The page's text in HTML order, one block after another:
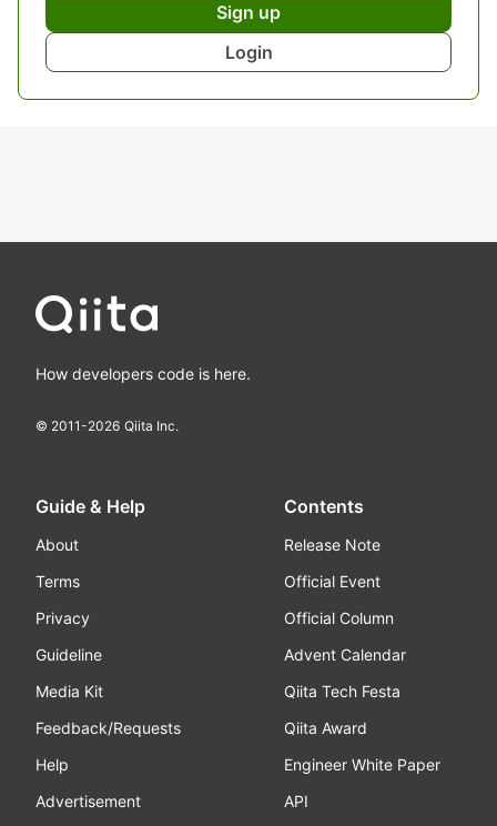
Sign up
Login
How developers code is here.
© 2011-2026 Qiita Inc.
Guide & Help
About
Terms
Privacy
Guideline
Media Kit
Feedback/Requests
Help
Advertisement
Contents
Release Note
Official Event
Official Column
Advent Calendar
Qiita Tech Festa
Qiita Award
Engineer White Paper
API